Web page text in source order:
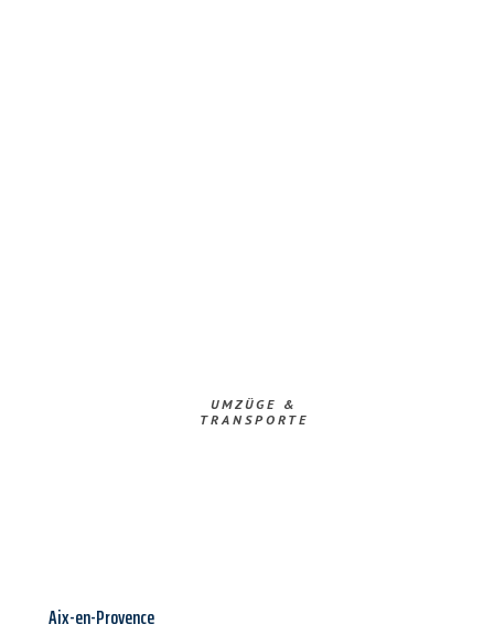
UMZÜGE &
TRANSPORTE
Aix-en-Provence